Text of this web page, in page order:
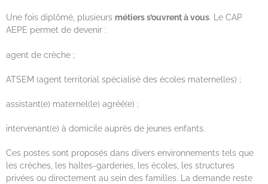
Une fois diplômé, plusieurs métiers s’ouvrent à vous. Le CAP
AEPE permet de devenir :
agent de crèche ;
ATSEM (agent territorial spécialisé des écoles maternelles) ;
assistant(e) maternel(le) agréé(e) ;
intervenant(e) à domicile auprès de jeunes enfants.
Ces postes sont proposés dans divers environnements tels que
les crèches, les haltes-garderies, les écoles, les structures
privées ou directement au sein des familles. La demande reste